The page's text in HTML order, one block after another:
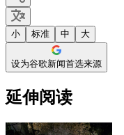
小 标准 中 大
设为谷歌新闻首选来源
延伸阅读